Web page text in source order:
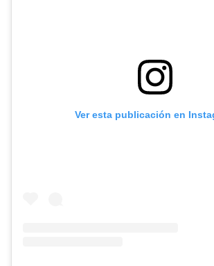
Ver esta publicación en